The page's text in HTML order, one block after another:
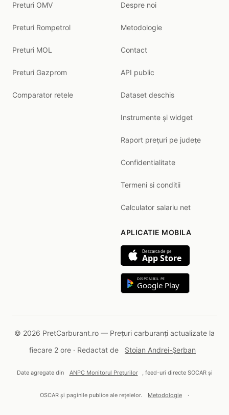
Preturi OMV
Preturi Rompetrol
Preturi MOL
Preturi Gazprom
Comparator retele
Despre noi
Metodologie
Contact
API public
Dataset deschis
Instrumente și widget
Raport prețuri pe județe
Confidentialitate
Termeni si conditii
Calculator salariu net
APLICATIE MOBILA
Descarca de pe
App Store
DISPONIBIL PE
Google Play
© 2026 PretCarburant.ro — Prețuri carburanți actualizate la
fiecare 2 ore · Redactat de
Stoian Andrei-Șerban
Date agregate din ANPC Monitorul Prețurilor , feed-uri directe SOCAR și
OSCAR și paginile publice ale rețelelor. Metodologie ·